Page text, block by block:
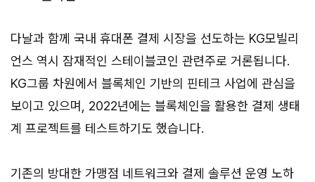
다날과 함께 국내 휴대폰 결제 시장을 선도하는 KG모빌리
언스 역시 잠재적인 스테이블코인 관련주로 거론됩니다.
KG그룹 차원에서 블록체인 기반의 핀테크 사업에 관심을
보이고 있으며, 2022년에는 블록체인을 활용한 결제 생태
계 프로젝트를 테스트하기도 했습니다.
기존의 방대한 가맹점 네트워크와 결제 솔루션 운영 노하